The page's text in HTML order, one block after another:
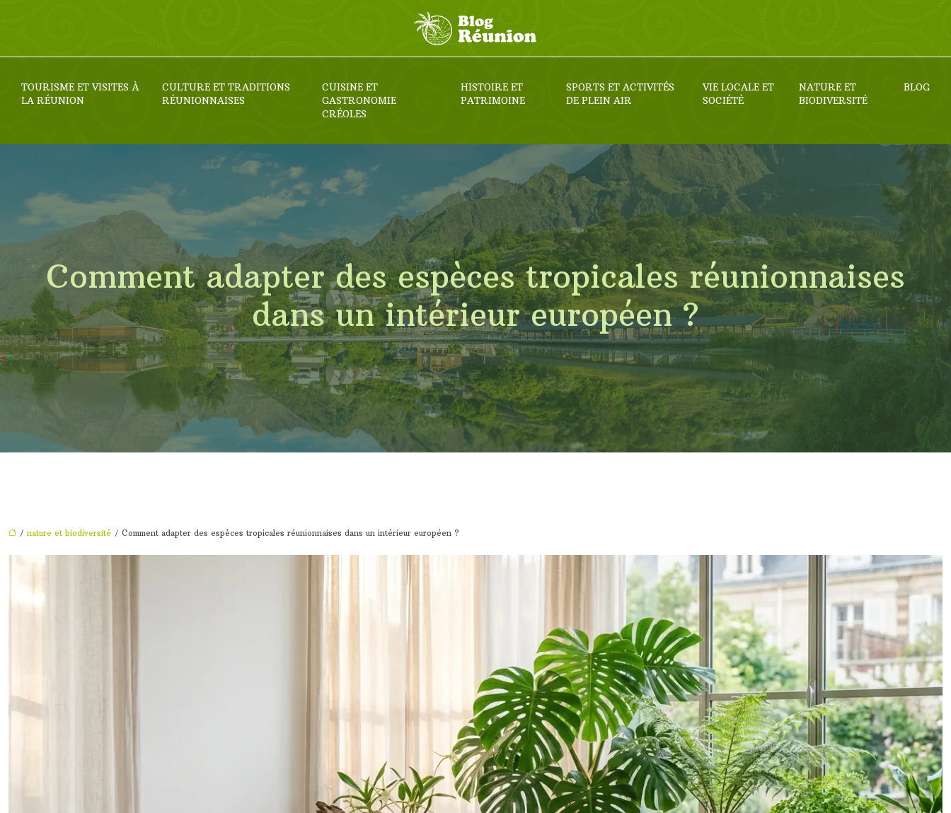
TOURISME ET VISITES À
LA RÉUNION
CULTURE ET TRADITIONS
RÉUNIONNAISES
CUISINE ET
GASTRONOMIE
CRÉOLES
HISTOIRE ET
PATRIMOINE
SPORTS ET ACTIVITÉS
DE PLEIN AIR
VIE LOCALE ET
SOCIÉTÉ
NATURE ET
BIODIVERSITÉ
BLOG
Comment adapter des espèces tropicales réunionnaises
dans un intérieur européen ?
/ nature et biodiversité / Comment adapter des espèces tropicales réunionnaises dans un intérieur européen ?